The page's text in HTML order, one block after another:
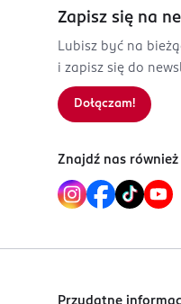
Zapisz się na
Lubisz być na
i zapisz się do
Dołączam!
Znajdź nas również
Przydatne